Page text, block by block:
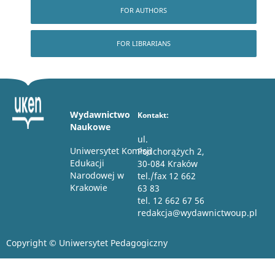
FOR AUTHORS
FOR LIBRARIANS
Wydawnictwo
Naukowe
Uniwersytet Komisji
Edukacji
Narodowej w
Krakowie
Kontakt:
ul.
Podchorążych 2,
30-084 Kraków
tel./fax 12 662
63 83
tel. 12 662 67 56
redakcja@wydawnictwoup.pl
Copyright © Uniwersytet Pedagogiczny